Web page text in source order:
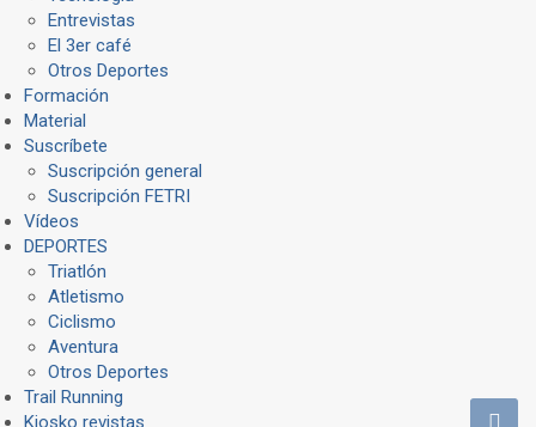
Entrevistas
El 3er café
Otros Deportes
Formación
Material
Suscríbete
Suscripción general
Suscripción FETRI
Vídeos
DEPORTES
Triatlón
Atletismo
Ciclismo
Aventura
Otros Deportes
Trail Running
Kiosko revistas